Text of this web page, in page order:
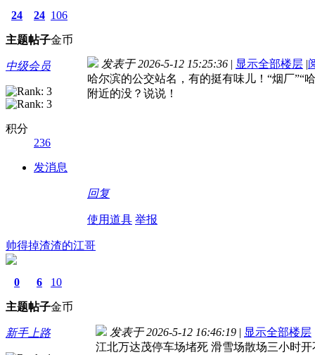
24
主题
24
帖子
106
金币
中级会员
积分
236
发消息
发表于 2026-5-12 15:25:36 | 显示全部楼层 |
哈尔滨的公交站名，有的挺有味儿！“烟厂”“
附近的没？说说！
回复
使用道具 举报
帅得掉渣渣的江哥
0
主题
6
帖子
10
金币
新手上路 发表于 2026-5-12 16:46:19 | 显示全部楼层
江北万达茂停车场堵死 滑雪场散场三小时开